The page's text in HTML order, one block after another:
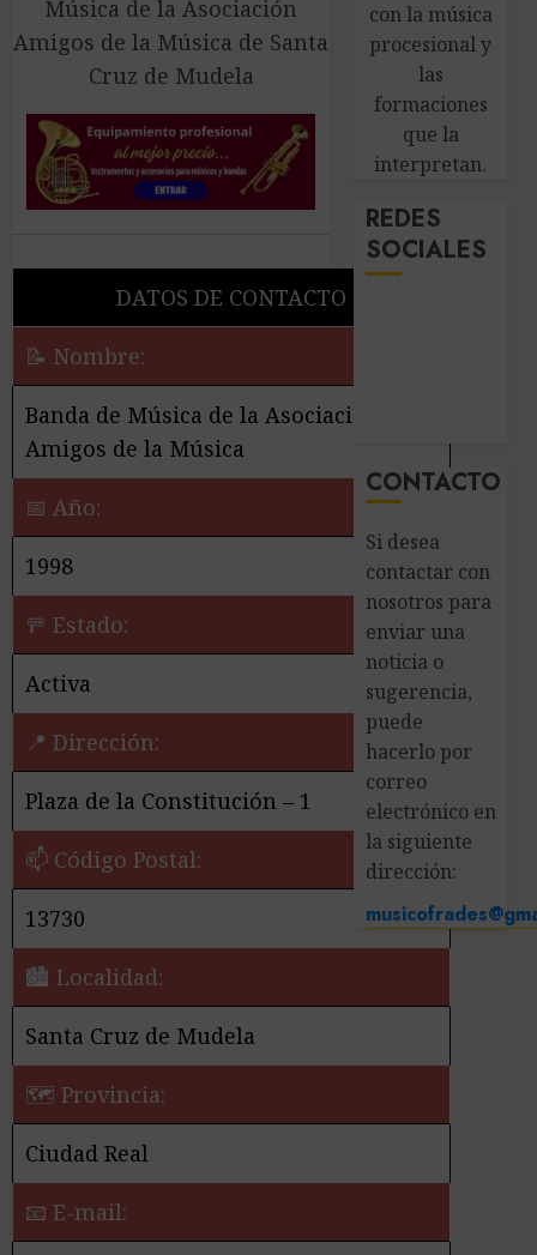
DATOS DE CONTACTO
📝 Nombre:
Banda de Música de la Asociación
Amigos de la Música
📅 Año:
1998
🚥 Estado:
Activa
📍 Dirección:
Plaza de la Constitución – 1
📫 Código Postal:
13730
🏙️ Localidad:
Santa Cruz de Mudela
🗺 Provincia:
Ciudad Real
📧 E-mail:
con la música
procesional y
las
formaciones
que la
interpretan.
REDES
SOCIALES
CONTACTO
Si desea
contactar con
nosotros para
enviar una
noticia o
sugerencia,
puede
hacerlo por
correo
electrónico en
la siguiente
dirección: